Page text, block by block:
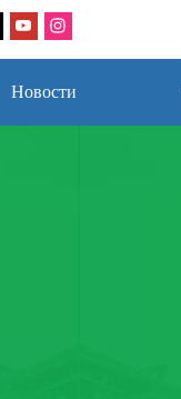
Новости